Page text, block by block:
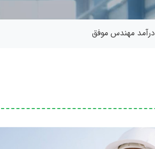
درآمد مهندس موفق